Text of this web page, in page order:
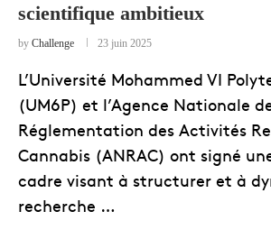
scientifique ambitieux
by Challenge 23 juin 2025
L’Université Mohammed VI
(UM6P) et l’Agence Nationale
Réglementation des Activités
Cannabis (ANRAC) ont signé
cadre visant à structurer et à
recherche …